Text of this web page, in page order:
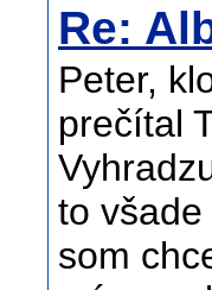
Re:
Peter,
prečítal
to
som